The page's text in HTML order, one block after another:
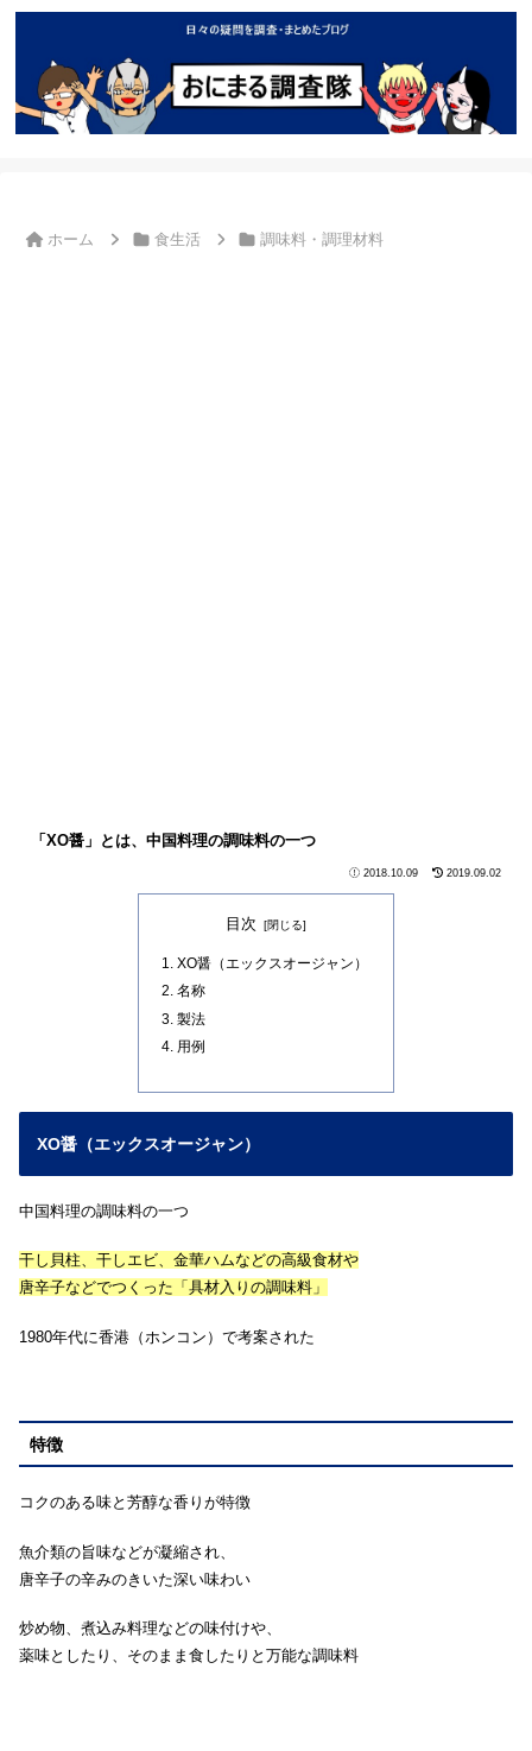
ホーム 食生活 調味料・調理材料
「XO醤」とは、中国料理の調味料の一つ
2018.10.09 2019.09.02
目次
XO醤（エックスオージャン）
名称
製法
用例
XO醤（エックスオージャン）
中国料理の調味料の一つ
干し貝柱、干しエビ、金華ハムなどの高級食材や
唐辛子などでつくった「具材入りの調味料」
1980年代に香港（ホンコン）で考案された
特徴
コクのある味と芳醇な香りが特徴
魚介類の旨味などが凝縮され、
唐辛子の辛みのきいた深い味わい
炒め物、煮込み料理などの味付けや、
薬味としたり、そのまま食したりと万能な調味料